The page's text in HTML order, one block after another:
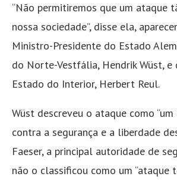
“Não permitiremos que um ataque
nossa sociedade”, disse ela,
Ministro-Presidente do Estado
do Norte-Vestfália, Hendrik Wüst,
Estado do Interior, Herbert Reul.
Wüst descreveu o ataque como
contra a segurança e a liberdade
Faeser, a principal autoridade de
não o classificou como um “ataque